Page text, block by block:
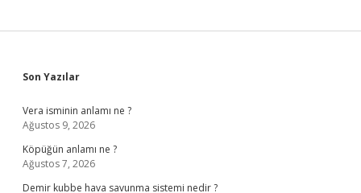
Sidebar
Son Yazılar
Vera isminin anlamı ne ?
Ağustos 9, 2026
Köpüğün anlamı ne ?
Ağustos 7, 2026
Demir kubbe hava savunma sistemi nedir ?